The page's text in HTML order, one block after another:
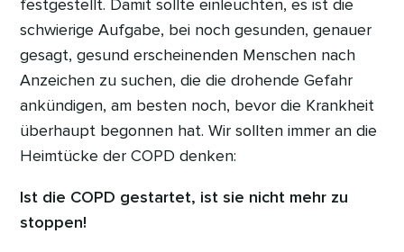
festgestellt. Damit sollte einleuchten, es ist die
schwierige Aufgabe, bei noch gesunden, genauer
gesagt, gesund erscheinenden Menschen nach
Anzeichen zu suchen, die die drohende Gefahr
ankündigen, am besten noch, bevor die Krankheit
überhaupt begonnen hat. Wir sollten immer an die
Heimtücke der COPD denken:
Ist die COPD gestartet, ist sie nicht mehr zu
stoppen!